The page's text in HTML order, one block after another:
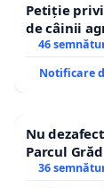
Petiție
de câinii
46
Notificare
Nu
Parcul
36